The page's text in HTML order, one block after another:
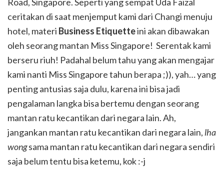
ceritakan di saat menjemput kami dari Changi menuju
hotel, materi Business Etiquetteini akan dibawakan
oleh seorang mantan Miss Singapore! Serentak kami
berseru riuh! Padahal belum tahu yang akan mengajar
kami nanti Miss Singapore tahun berapa ;)), yah… yang
penting antusias saja dulu, karena ini bisa jadi
pengalaman langka bisa bertemu dengan seorang
mantan ratu kecantikan dari negara lain. Ah,
jangankan mantan ratu kecantikan dari negara lain, lha
wongsama mantan ratu kecantikan dari negara sendiri
saja belum tentu bisa ketemu, kok :-j